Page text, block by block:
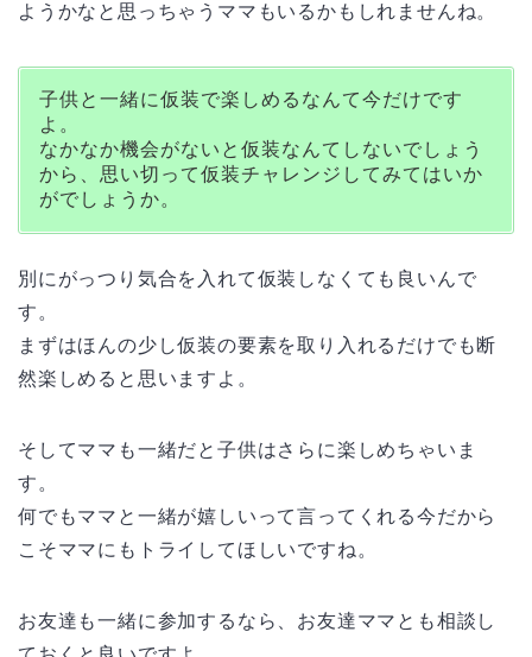
ようかなと思っちゃうママもいるかもしれませんね。
子供と一緒に仮装で楽しめるなんて今だけです
よ。
なかなか機会がないと仮装なんてしないでしょう
から、思い切って仮装チャレンジしてみてはいか
がでしょうか。
別にがっつり気合を入れて仮装しなくても良いんで
す。
まずはほんの少し仮装の要素を取り入れるだけでも断
然楽しめると思いますよ。
そしてママも一緒だと子供はさらに楽しめちゃいま
す。
何でもママと一緒が嬉しいって言ってくれる今だから
こそママにもトライしてほしいですね。
お友達も一緒に参加するなら、お友達ママとも相談し